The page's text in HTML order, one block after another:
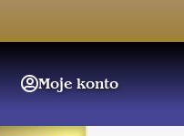
Moje konto